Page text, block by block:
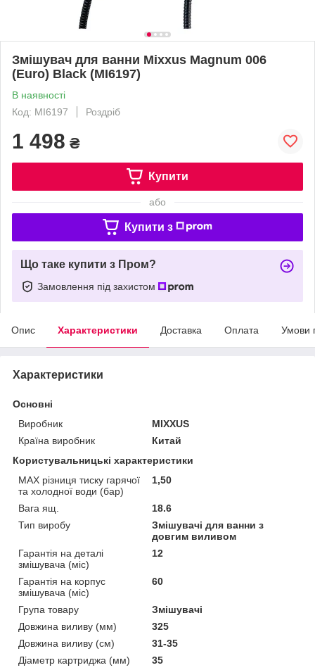
Змішувач для ванни Mixxus Magnum 006
(Euro) Black (MI6197)
В наявності
Код: MI6197
Роздріб
1 498 ₴
Купити
або
Купити з
Що таке купити з Пром?
Замовлення під захистом
Опис Характеристики Доставка Оплата Умови
Характеристики
Основні
Виробник
MIXXUS
Країна виробник
Китай
Користувальницькі характеристики
MAX різниця тиску гарячої
та холодної води (бар)
1,50
Вага ящ.
18.6
Тип виробу
Змішувачі для ванни з
довгим виливом
Гарантія на деталі
змішувача (міс)
12
Гарантія на корпус
змішувача (міс)
60
Група товару
Змішувачі
Довжина виливу (мм)
325
Довжина виливу (см)
31-35
Діаметр картриджа (мм)
35